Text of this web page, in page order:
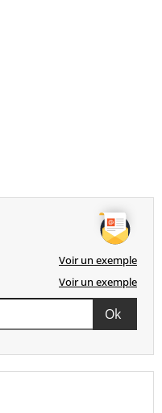
Voir un exemple
Voir un exemple